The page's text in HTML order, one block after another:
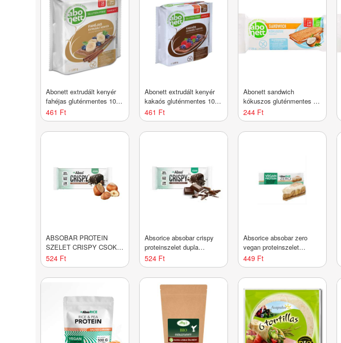
Abonett extrudált kenyér
fahéjas gluténmentes 100
g
461 Ft
Abonett extrudált kenyér
kakaós gluténmentes 100
g
461 Ft
Abonett sandwich
kókuszos gluténmentes 26
g
244 Ft
ABSOBAR PROTEIN
SZELET CRISPY CSOKI-
MOGY
524 Ft
Absorice absobar crispy
proteinszelet dupla
csokoládés ízesítésű 50 g
524 Ft
Absorice absobar zero
vegan proteinszelet
banoffee pie 40 g
449 Ft